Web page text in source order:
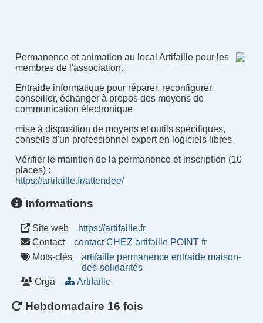
Permanence et animation au local Artifaille pour les
membres de l'association.
Entraide informatique pour réparer, reconfigurer,
conseiller, échanger à propos des moyens de
communication électronique
mise à disposition de moyens et outils spécifiques,
conseils d'un professionnel expert en logiciels libres
Vérifier le maintien de la permanence et inscription (10
places) :
https://artifaille.fr/attendee/
Informations
Site web
https://artifaille.fr
Contact
contact CHEZ artifaille POINT fr
Mots-clés
artifaille permanence entraide maison-
des-solidarités
Orga
Artifaille
Hebdomadaire 16 fois